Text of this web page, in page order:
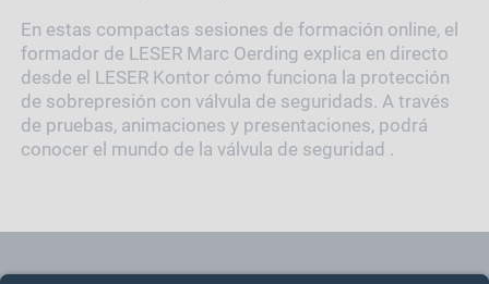
En estas compactas sesiones de formación online, el
formador de LESER Marc Oerding explica en directo
desde el LESER Kontor cómo funciona la protección
de sobrepresión con válvula de seguridads. A través
de pruebas, animaciones y presentaciones, podrá
conocer el mundo de la válvula de seguridad .